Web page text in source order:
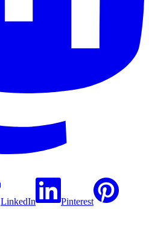
LinkedIn
Pinterest